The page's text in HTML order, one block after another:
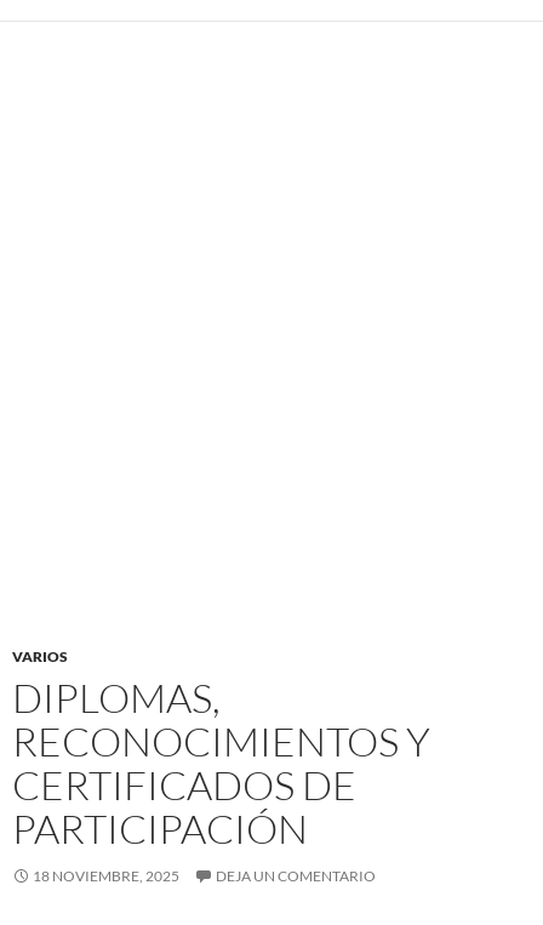
VARIOS
DIPLOMAS,
RECONOCIMIENTOS Y
CERTIFICADOS DE
PARTICIPACIÓN
18 NOVIEMBRE, 2025 DEJA UN COMENTARIO